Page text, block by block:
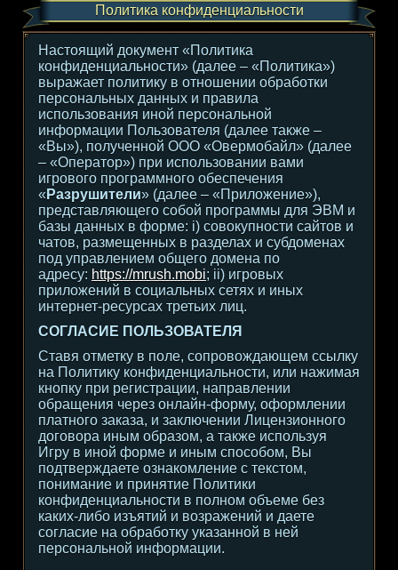
Политика конфиденциальности
Настоящий документ «Политика
конфиденциальности» (далее – «Политика»)
выражает политику в отношении обработки
персональных данных и правила
использования иной персональной
информации Пользователя (далее также –
«Вы»), полученной ООО «Овермобайл» (далее
– «Оператор») при использовании вами
игрового программного обеспечения
«Разрушители» (далее – «Приложение»),
представляющего собой программы для ЭВМ и
базы данных в форме: i) совокупности сайтов и
чатов, размещенных в разделах и субдоменах
под управлением общего домена по
адресу: https://mrush.mobi; ii) игровых
приложений в социальных сетях и иных
интернет-ресурсах третьих лиц.
СОГЛАСИЕ ПОЛЬЗОВАТЕЛЯ
Ставя отметку в поле, сопровождающем ссылку
на Политику конфиденциальности, или нажимая
кнопку при регистрации, направлении
обращения через онлайн-форму, оформлении
платного заказа, и заключении Лицензионного
договора иным образом, а также используя
Игру в иной форме и иным способом, Вы
подтверждаете ознакомление с текстом,
понимание и принятие Политики
конфиденциальности в полном объеме без
каких-либо изъятий и возражений и даете
согласие на обработку указанной в ней
персональной информации.